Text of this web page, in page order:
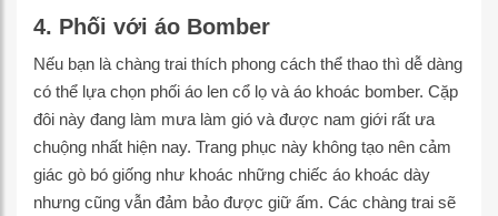
4. Phối với áo Bomber
Nếu bạn là chàng trai thích phong cách thể thao thì dễ dàng
có thể lựa chọn phối áo len cổ lọ và áo khoác bomber. Cặp
đôi này đang làm mưa làm gió và được nam giới rất ưa
chuộng nhất hiện nay. Trang phục này không tạo nên cảm
giác gò bó giống như khoác những chiếc áo khoác dày
nhưng cũng vẫn đảm bảo được giữ ấm. Các chàng trai sẽ